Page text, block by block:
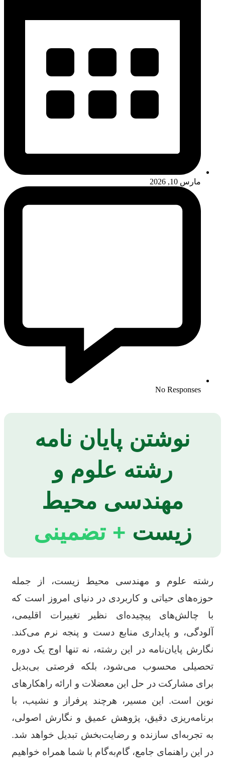
مارس 10, 2026
No Responses
نوشتن پایان نامه
رشته علوم و
مهندسی محیط
زیست+ تضمینی
رشته علوم و مهندسی محیط زیست، از جمله
حوزه‌های حیاتی و کاربردی در دنیای امروز است که
با چالش‌های پیچیده‌ای نظیر تغییرات اقلیمی،
آلودگی، و پایداری منابع دست و پنجه نرم می‌کند.
نگارش پایان‌نامه در این رشته، نه تنها اوج یک دوره
تحصیلی محسوب می‌شود، بلکه فرصتی بی‌بدیل
برای مشارکت در حل این معضلات و ارائه راهکارهای
نوین است. این مسیر، هرچند پرفراز و نشیب، با
برنامه‌ریزی دقیق، پژوهش عمیق و نگارش اصولی،
به تجربه‌ای سازنده و رضایت‌بخش تبدیل خواهد شد.
در این راهنمای جامع، گام‌به‌گام با شما همراه خواهیم